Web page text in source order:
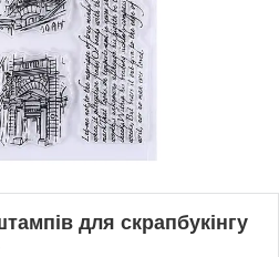
для скрапбукінгу